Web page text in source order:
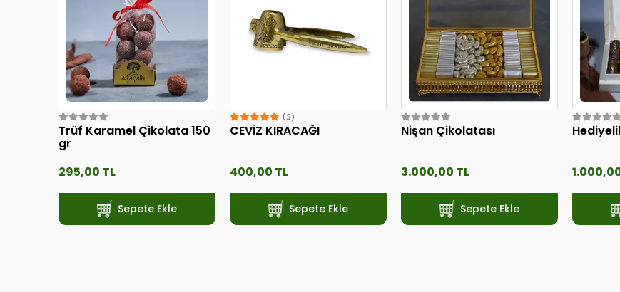
Trüf Karamel Çikolata 150
gr
295,00 TL
Sepete Ekle
(2)
CEVİZ KIRACAĞI
400,00 TL
Sepete Ekle
Nişan Çikolatası
3.000,00 TL
Sepete Ekle